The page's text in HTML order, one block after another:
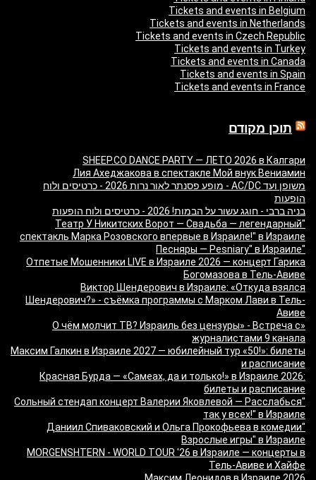
Tickets and events in Belgium
Tickets and events in Netherlands
Tickets and events in Czech Republic
Tickets and events in Turkey
Tickets and events in Canada
Tickets and events in Spain
Tickets and events in France
תוכן מקודם
SHEEP.CO DANCE PARTY — ЛЕТО 2026 в Калгари
Лия Ахеджакова в спектакле Мой внук Вениамин
משופן ועד AC/DC - מופע פסנתר לאור נרות 2026 - כרטיסים ולוח
הופעות
בניה ברבי - חוגג עשור על הבמות! 2026 - כרטיסים ולוח הופעות
"Театр У Никитских Ворот — Свадьба — легендарный
спектакль Марка Розовского впервые в Израиле!" в Израиле
"Песняры — Pesniary" в Израиле
Отпетые Мошенники LIVE в Израиле 2026 — концерт Гарика
Богомазова в Тель-Авиве
Виктор Шендерович в Израиле: «Откуда взялся
Шендерович?» - съёмка программы с Марком Лави в Тель-
Авиве
«О чём молчит ТВ? Израиль без цензуры» - Встреча с
журналистами 9 канала
Максим Галкин в Израиле 2027 — юбилейный тур «50!»: билеты
и расписание
Красная Бурда — «Самеах, да и только!» в Израиле 2026:
билеты и расписание
"Сольный стендап концерт Валерии Яковлевой — Расслабься
так у всех!" в Израиле
"Даниил Спиваковский и Ольга Прокофьева в комедии
Взрослые игры" в Израиле
MORGENSHTERN - WORLD TOUR '26 в Израиле — концерты в
Тель-Авиве и Хайфе